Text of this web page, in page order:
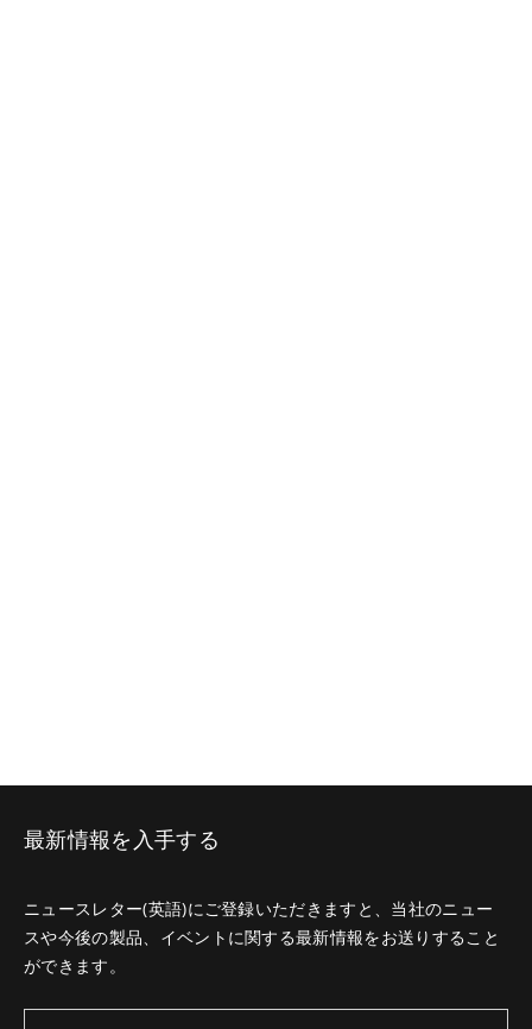
最新情報を入手する
ニュースレター(英語)にご登録いただきますと、当社のニュー
スや今後の製品、イベントに関する最新情報をお送りすること
ができます。